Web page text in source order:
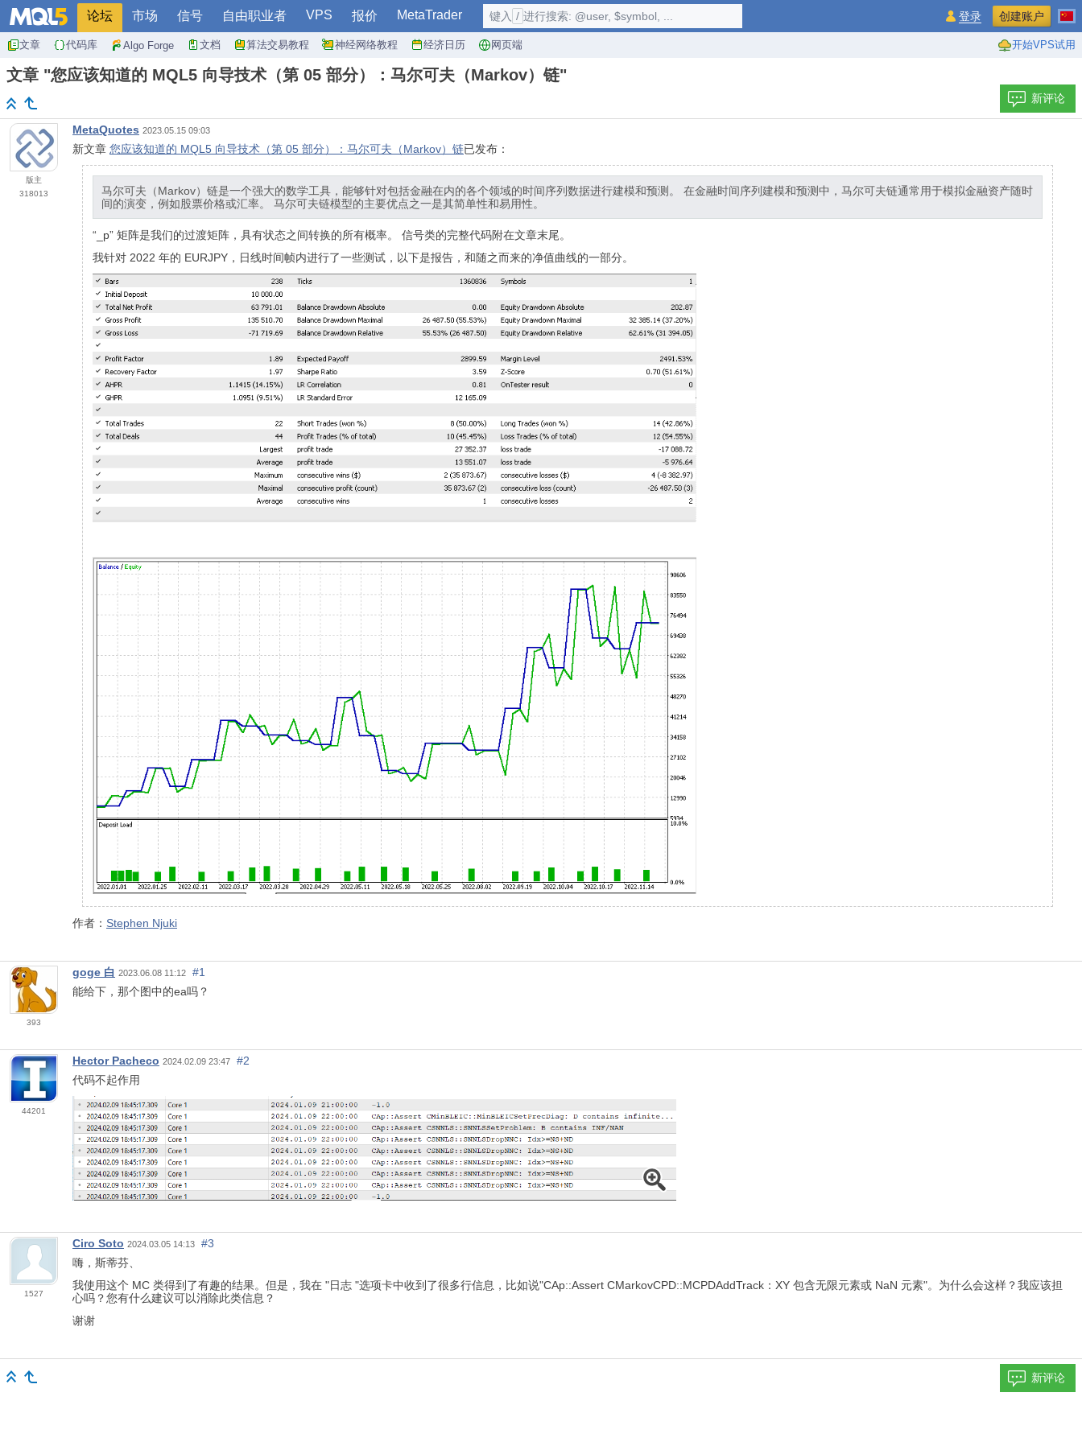
论坛 市场 信号 自由职业者 VPS 报价 MetaTrader
文章 代码库 Algo Forge 文档 算法交易教程 神经网络教程 经济日历 网页端 开始VPS试用
键入 / 进行搜索: @user, $symbol, ... 登录 创建账户
文章 "您应该知道的 MQL5 向导技术（第 05 部分）：马尔可夫（Markov）链"
新评论
版主
318013
MetaQuotes 2023.05.15 09:03
新文章 您应该知道的 MQL5 向导技术（第 05 部分）：马尔可夫（Markov）链已发布：
马尔可夫（Markov）链是一个强大的数学工具，能够针对包括金融在内的各个领域的时间序列数据进行建模和预测。 在金融时间序列建模和预测中，马尔可夫链通常用于模拟金融资产随时
间的演变，例如股票价格或汇率。 马尔可夫链模型的主要优点之一是其简单性和易用性。
“_p” 矩阵是我们的过渡矩阵，具有状态之间转换的所有概率。 信号类的完整代码附在文章末尾。
我针对 2022 年的 EURJPY，日线时间帧内进行了一些测试，以下是报告，和随之而来的净值曲线的一部分。
作者： Stephen Njuki
393
goge 白 2023.06.08 11:12
#1
能给下，那个图中的ea吗？
44201
Hector Pacheco 2024.02.09 23:47
#2
代码不起作用
1527
Ciro Soto 2024.03.05 14:13
#3
嗨，斯蒂芬、
我使用这个 MC 类得到了有趣的结果。但是，我在 "日志 "选项卡中收到了很多行信息，比如说"CAp::Assert CMarkovCPD::MCPDAddTrack：XY 包含无限元素或 NaN 元素"。为什么会这样？我应该担
心吗？您有什么建议可以消除此类信息？
谢谢
新评论